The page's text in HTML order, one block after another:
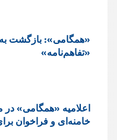
«همگامی»: بازگشت به
«تفاهم‌نامه»
اعلامیه «همگامی»
خامنه‌ای و فراخوان